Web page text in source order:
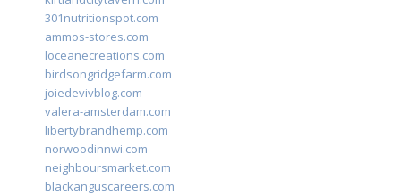
301nutritionspot.com
ammos-stores.com
loceanecreations.com
birdsongridgefarm.com
joiedevivblog.com
valera-amsterdam.com
libertybrandhemp.com
norwoodinnwi.com
neighboursmarket.com
blackanguscareers.com